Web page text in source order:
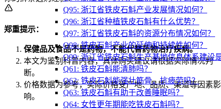
Q95: 浙江省铁皮石斛产业发展情况如何？
Q96: 浙江省种植铁皮石斛有什么优势？
Q97: 浙江省铁皮石斛的资源分布情况如何？
Q98: 铁皮石斛产业的延伸和持续性如何？
Q99: 浙江省铁皮石斛生产基地信息体系建设
Q61: 铁皮石斛能清肺吗？
Q62: 铁皮石斛能强壮筋骨，抗疲劳吗？
Q63: 铁皮石斛有助于改善睡眠吗？
Q64: 女性更年期能吃铁皮石斛吗？
郑重提示：
保健品及食品不是药物，不能代替药物治疗疾病。
本文为鉴别科普内容，具体购买建议请根据实际情况判
断。
价格数据为参考，实际价格受产地、品质、渠道等因素影
响。